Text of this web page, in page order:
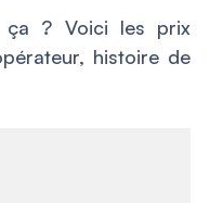
? Voici les prix
histoire de